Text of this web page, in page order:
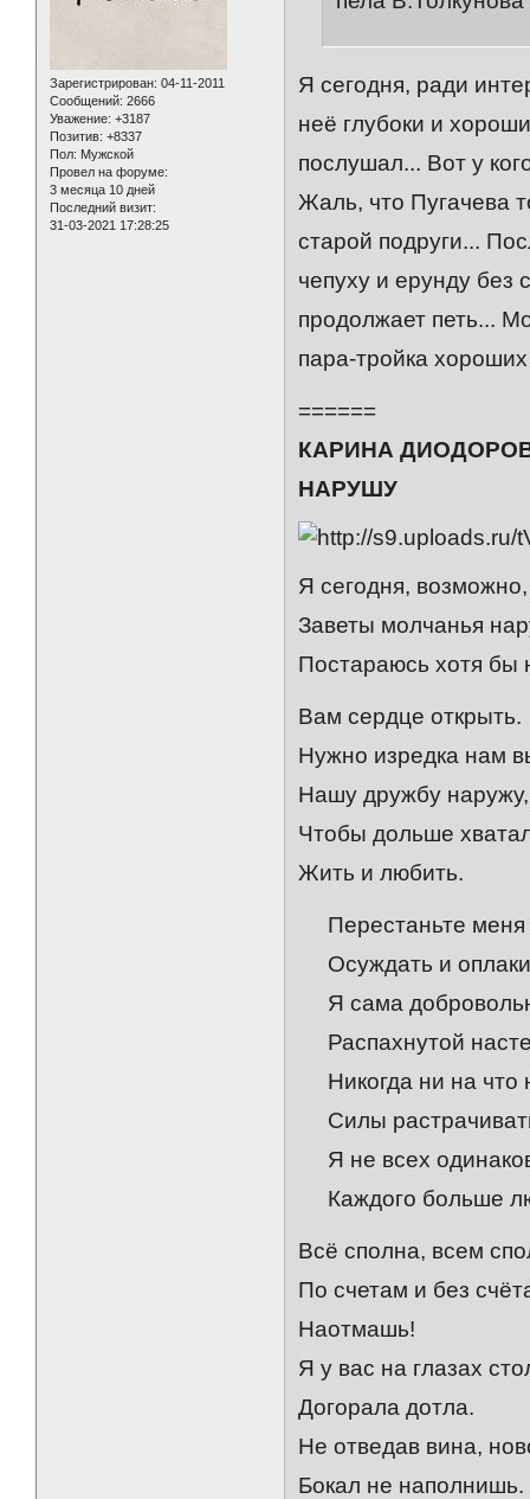
Зарегистрирован: 04-11-2011
Сообщений: 2666
Уважение: +3187
Позитив: +8337
Пол: Мужской
Провел на форуме:
3 месяца 10 дней
Последний визит:
31-03-2021 17:28:25
Я сегодня, ради
неё глубоки и
послушал... Вот у
Жаль, что Пугачева
старой подруги...
чепуху и ерунду без
продолжает петь...
пара-тройка
======
КАРИНА
НАРУШУ
Я сегодня, возможно,
Заветы молчанья
Постараюсь хотя бы
Вам сердце открыть.
Нужно изредка нам
Нашу дружбу наружу,
Чтобы дольше
Жить и любить.
Перестаньте меня
Осуждать и
Я сама
Распахнутой
Никогда ни на что
Силы
Я не всех
Каждого больше
Всё сполна, всем
По счетам и без
Наотмашь!
Я у вас на глазах
Догорала дотла.
Не отведав вина,
Бокал не наполнишь.